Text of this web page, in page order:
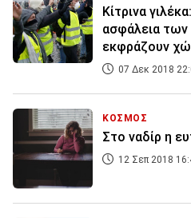
Κίτρινα
ασφάλεια
εκφράζουν
07 Δεκ 2018
ΚΟΣΜΟΣ
Στο ναδίρ η
12 Σεπ 2018